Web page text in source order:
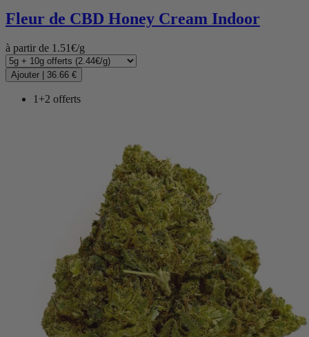
(36 avis)
Fleur de CBD Honey Cream Indoor
à partir de 1.51€/g
Ajouter | 36.66 €
1+2 offerts